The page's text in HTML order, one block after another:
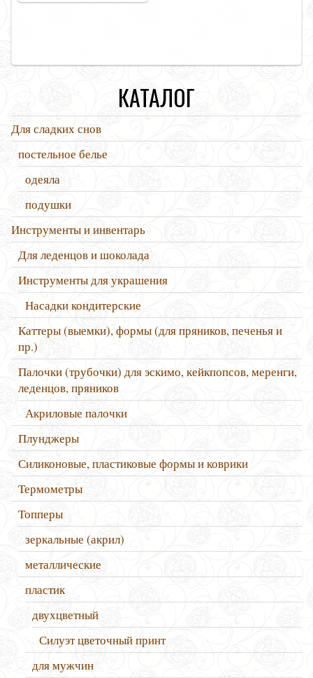
КАТАЛОГ
Для сладких снов
постельное белье
одеяла
подушки
Инструменты и инвентарь
Для леденцов и шоколада
Инструменты для украшения
Насадки кондитерские
Каттеры (выемки), формы (для пряников, печенья и
пр.)
Палочки (трубочки) для эскимо, кейкпопсов, меренги,
леденцов, пряников
Акриловые палочки
Плунджеры
Силиконовые, пластиковые формы и коврики
Термометры
Топперы
зеркальные (акрил)
металлические
пластик
двухцветный
Силуэт цветочный принт
для мужчин